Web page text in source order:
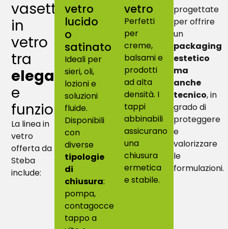
vasetti
in
vetro
tra
eleganza
e
funzionalità
La linea in
vetro
offerta da
Steba
include:
vetro
lucido
o
satinato
Ideali per
sieri, oli,
lozioni e
soluzioni
fluide.
Disponibili
con
diverse
tipologie
di
chiusura:
pompa,
contagocce
tappo a
vetro
Perfetti
per
creme,
balsami e
prodotti
ad alta
densità. I
tappi
abbinabili
assicurano
una
chiusura
ermetica
e stabile.
progettate
per offrire
un
packaging
estetico
ma
anche
tecnico, in
grado di
proteggere
e
valorizzare
le
formulazioni.